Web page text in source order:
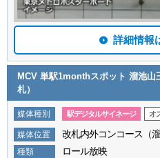
詳細情報
MCV 単駅1monthスポット 溜池山
札）
媒体種別 駅デジタルサイネージ オ
媒体位置 改札内外コンコース（
種類 ロール放映